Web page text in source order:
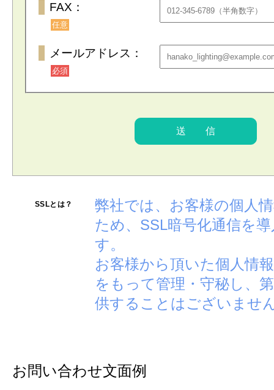
FAX：
任意
メールアドレス：
必須
SSLとは？
弊社では、お客様の個人
ため、SSL暗号化通信を
す。
お客様から頂いた個人情
をもって管理・守秘し、
供することはございませ
お問い合わせ文面例